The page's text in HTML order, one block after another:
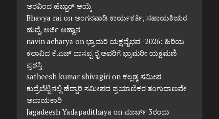
ಅರವಿಂದ ಹೆಬ್ಬಾರ್ ಆಯ್ಕೆ
Bhavya raion ಅಂಗನವಾಡಿ ಕಾರ್ಯಕರ್ತೆ, ಸಹಾಯಕಿಯರ
ಹುದ್ದೆ, ಅರ್ಜಿ ಆಹ್ವಾನ
navin acharya on ಭ್ರಾಮರಿ ಯಕ್ಷವೈಭವ -2026: ಹಿರಿಯ
ಕಲಾವಿದ ಕೆ.ಎಚ್ ದಾಸಪ್ಪ ರೈ ಅವರಿಗೆ ಭ್ರಾಮರೀ ಯಕ್ಷಮಣಿ
ಪ್ರಶಸ್ತಿ
satheesh kumar shivagirion ಕಲ್ಲಡ್ಕ ಸಮೀಪ
ಕುದ್ರೆಬೆಟ್ಟಿನಲ್ಲಿ ಹೆದ್ದಾರಿ ಸಮೀಪದ ಪ್ರಯಾಣಿಕರ ತಂಗುದಾಣವೇ
ಅಪಾಯಕಾರಿ
Jagadeesh Yadapadithaya on ಮಾರ್ಚ್ 3ರಂದು